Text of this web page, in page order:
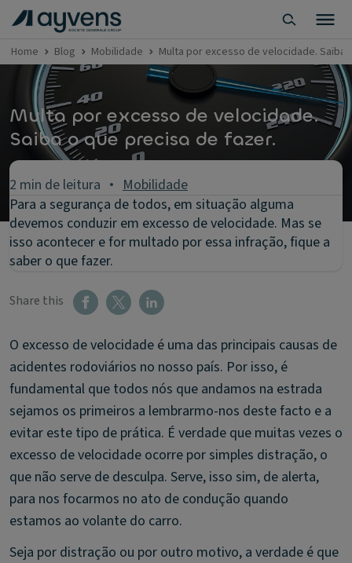
Home Blog Mobilidade Multa por excesso de velocidade. Saiba
Multa por excesso de velocidade.
Saiba o que precisa de fazer.
2 min de leitura
Mobilidade
Para a segurança de todos, em situação alguma
devemos conduzir em excesso de velocidade. Mas se
isso acontecer e for multado por essa infração, fique a
saber o que fazer.
Share this
O excesso de velocidade é uma das principais causas de
acidentes rodoviários no nosso país. Por isso, é
fundamental que todos nós que andamos na estrada
sejamos os primeiros a lembrarmo-nos deste facto e a
evitar este tipo de prática. É verdade que muitas vezes o
excesso de velocidade ocorre por simples distração, o
que não serve de desculpa. Serve, isso sim, de alerta,
para nos focarmos no ato de condução quando
estamos ao volante do carro.
Seja por distração ou por outro motivo, a verdade é que